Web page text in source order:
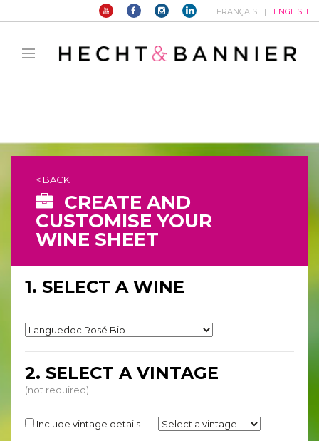
: filter_var() expects parameter 2 to be long, string given in
manager/public/frontend.phpon line 1149
FRANÇAIS ENGLISH
< BACK
CREATE AND
CUSTOMISE YOUR
WINE SHEET
1. SELECT A WINE
2. SELECT A VINTAGE
(not required)
Include vintage details